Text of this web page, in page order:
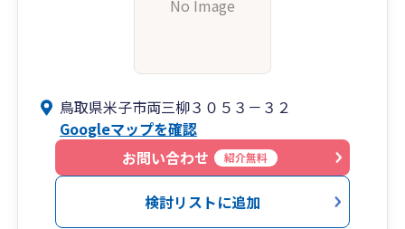
No Image
鳥取県米子市両三柳３０５３－３２
Googleマップを確認
お問い合わせ
紹介無料
検討リストに追加